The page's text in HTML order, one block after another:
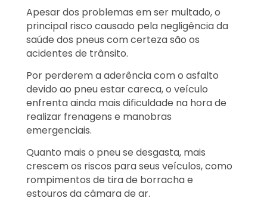
Apesar dos problemas em ser multado, o
principal risco causado pela negligência da
saúde dos pneus com certeza são os
acidentes de trânsito.
Por perderem a aderência com o asfalto
devido ao pneu estar careca, o veículo
enfrenta ainda mais dificuldade na hora de
realizar frenagens e manobras
emergenciais.
Quanto mais o pneu se desgasta, mais
crescem os riscos para seus veículos, como
rompimentos de tira de borracha e
estouros da câmara de ar.